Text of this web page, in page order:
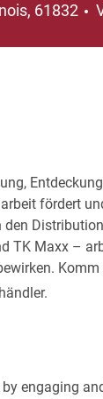
61832
fördert
TK Maxx –
engaging